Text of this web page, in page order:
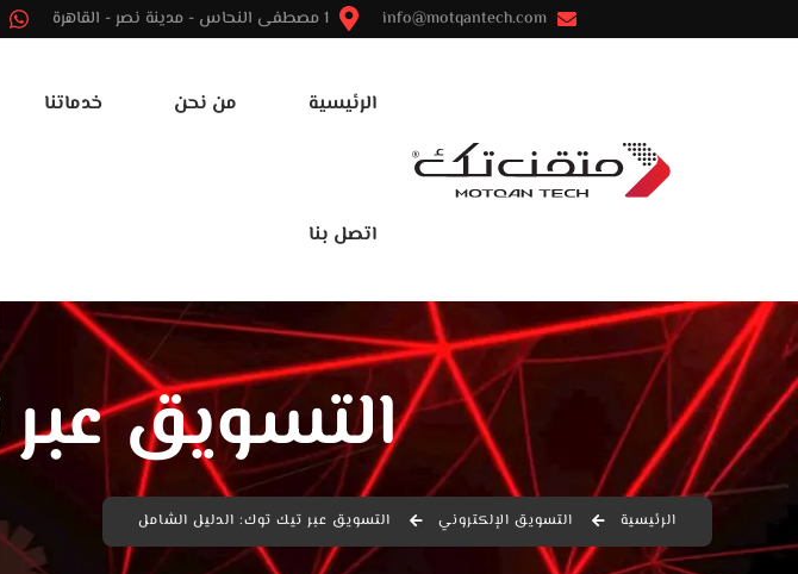
info@motqantech.com
الرئيسية من نحن خدماتنا
اتصل بنا
التسويق
الرئيسية التسويق الإلكتروني التسويق عبر تيك توك: الدليل الشامل